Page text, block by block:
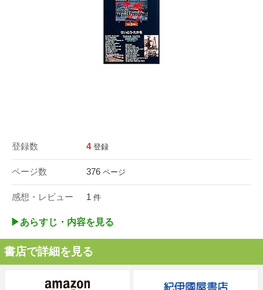
登録数 4 登録
ページ数 376 ページ
感想・レビュー 1 件
▶︎あらすじ・内容を見る
書店で詳細を見る